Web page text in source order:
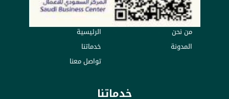
الرئيسية
من نحن
خدماتنا
المدونة
تواصل معنا
خدماتنا